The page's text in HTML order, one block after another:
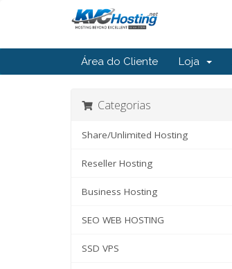
Área do Cliente Loja
Categorias
Share/Unlimited Hosting
Reseller Hosting
Business Hosting
SEO WEB HOSTING
SSD VPS